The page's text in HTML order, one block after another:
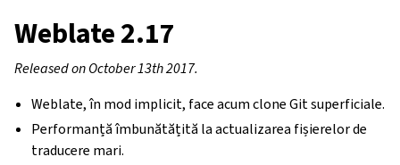
Weblate 2.17
Released on October 13th 2017.
Weblate, în mod implicit, face acum clone Git superficiale.
Performanță îmbunătățită la actualizarea fișierelor de
traducere mari.